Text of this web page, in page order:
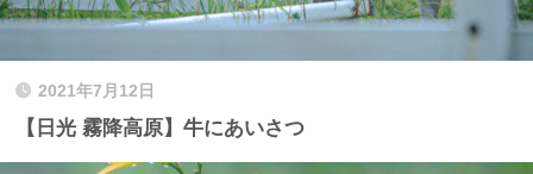
2021年7月12日
【日光 霧降高原】牛にあいさつ